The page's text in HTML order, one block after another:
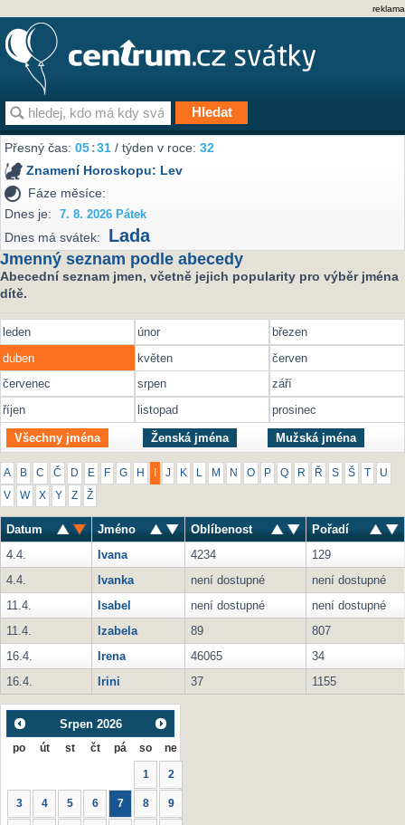
reklama
Přesný čas:05:31 / týden v roce:32
Znamení Horoskopu: Lev
Fáze měsíce:
Dnes je:
7. 8. 2026 Pátek
Dnes má svátek: Lada
Jmenný seznam podle abecedy
Abecední seznam jmen, včetně jejich popularity pro výběr jména
dítě.
leden únor
březen
duben
květen
červen
červenec
srpen
září
říjen
listopad prosinec
Všechny jména Ženská jména Mužská jména
A B C Č D E F G H J K M N O P Q R Ř S Š U
V W X Y Z Ž
Datum Jméno Oblíbenost
Pořadí
4.4.
Ivana 4234
129
4.4.
Ivanka není dostupné
není dostupné
11.4.
Isabel není dostupné
není dostupné
11.4.
Izabela 89
807
16.4.
Irena 46065
34
16.4.
Irini 37 1155
Srpen 2026
po út st čt pá so ne
1 2
3 4 5 6 7 8 9